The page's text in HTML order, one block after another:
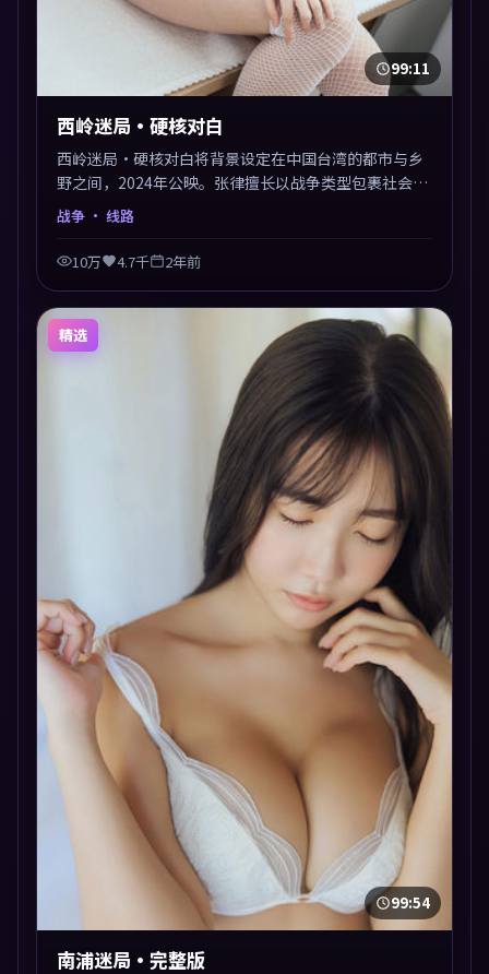
99:11
西岭迷局·硬核对白
西岭迷局·硬核对白将背景设定在中国台湾的都市与乡
野之间，2024年公映。张律擅长以战争类型包裹社会议
题，节奏张弛有度，留白处耐人寻味。剪辑利落，悬念
钩子分布均匀，适合一口气看完。
战争 · 线路
10万 4.7千 2年前
精选
99:54
南浦迷局·完整版